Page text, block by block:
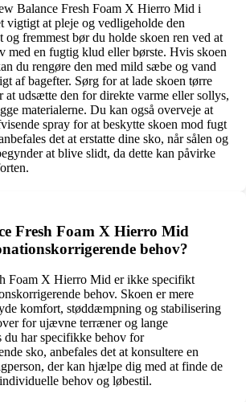
Balance Fresh Foam X Hierro Mid i
vigtigt at pleje og vedligeholde den
og fremmest bør du holde skoen ren ved at
med en fugtig klud eller børste. Hvis skoen
du rengøre den med mild sæbe og vand
af bagefter. Sørg for at lade skoen tørre
at udsætte den for direkte varme eller sollys,
materialerne. Du kan også overveje at
spray for at beskytte skoen mod fugt
det at erstatte dine sko, når sålen og
at blive slidt, da dette kan påvirke
Fresh Foam X Hierro Mid
behov?
Foam X Hierro Mid er ikke specifikt
behov. Skoen er mere
komfort, støddæmpning og stabilisering
for ujævne terræner og lange
du har specifikke behov for
sko, anbefales det at konsultere en
der kan hjælpe dig med at finde de
behov og løbestil.